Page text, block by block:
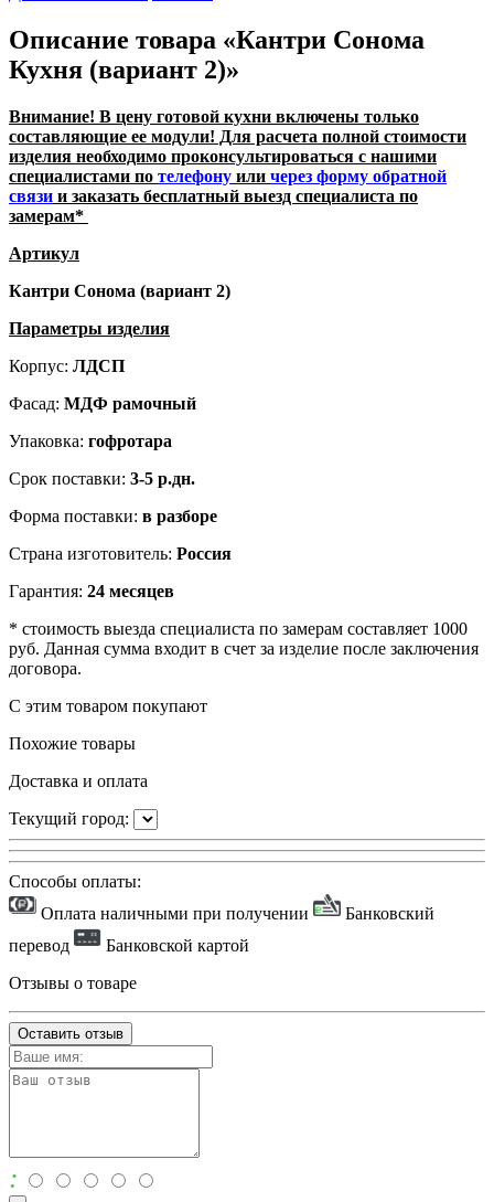
Описание товара «Кантри Сонома
Кухня (вариант 2)»
Внимание! В цену готовой кухни включены только
составляющие ее модули! Для расчета полной стоимости
изделия необходимо проконсультироваться с нашими
специалистами по телефону или через форму обратной
связи и заказать бесплатный выезд специалиста по
замерам*
Артикул
Кантри Сонома (вариант 2)
Параметры изделия
Корпус: ЛДСП
Фасад: МДФ рамочный
Упаковка: гофротара
Срок поставки: 3-5 р.дн.
Форма поставки: в разборе
Страна изготовитель: Россия
Гарантия: 24 месяцев
* стоимость выезда специалиста по замерам составляет 1000
руб. Данная сумма входит в счет за изделие после заключения
договора.
С этим товаром покупают
Похожие товары
Доставка и оплата
Текущий город:
Способы оплаты:
Оплата наличными при получении
Банковский
перевод
Банковской картой
Отзывы о товаре
Оставить отзыв
: